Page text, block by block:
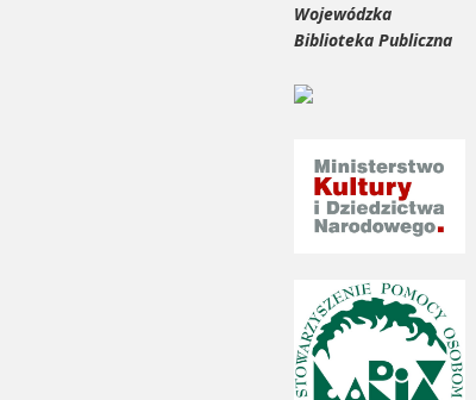
Wojewódzka
Biblioteka Publiczna